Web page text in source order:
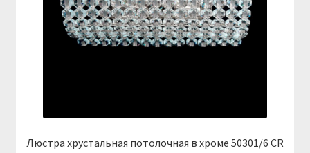
Люстра хрустальная потолочная в хроме 50301/6 CR